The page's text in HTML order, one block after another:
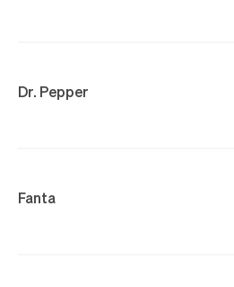
Dr. Pepper
Fanta